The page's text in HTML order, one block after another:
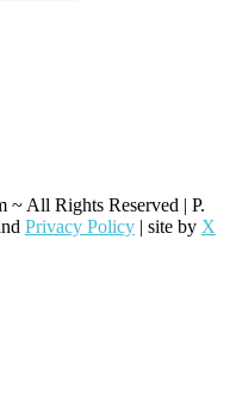
All Rights Reserved | P.
Privacy Policy | site by X